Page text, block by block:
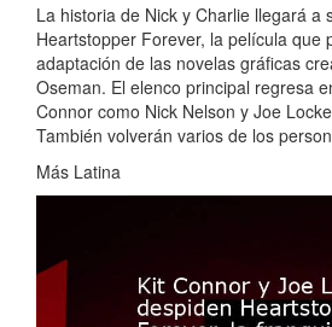
La historia de Nick y Charlie llegará a
Heartstopper Forever, la película que
adaptación de las novelas gráficas
Oseman. El elenco principal regresa
Connor como Nick Nelson y Joe
También volverán varios de los
Más Latina